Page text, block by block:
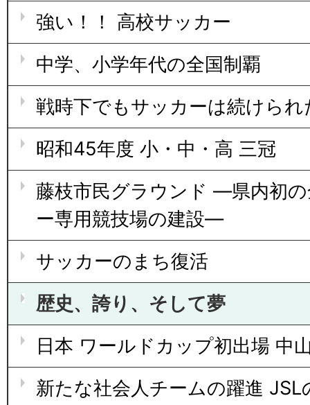
強い！！ 高校サッカー
中学、小学年代の全国制覇
戦時下でもサッカーは続けられ
昭和45年度 小・中・高 三冠
藤枝市民グラウンド ―県内初
ー専用競技場の建設―
サッカーのまち復活
歴史、誇り、そして夢
日本 ワールドカップ初出場 中
新たな社会人チームの躍進 JSL